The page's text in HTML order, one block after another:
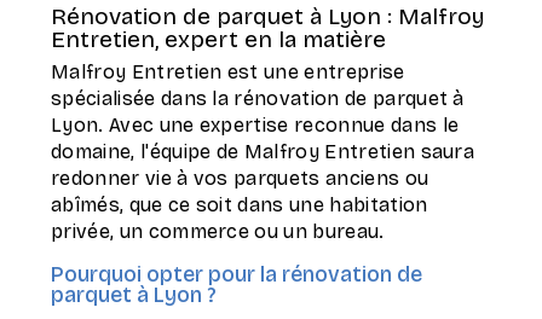
Rénovation de parquet à Lyon : Malfroy
Entretien, expert en la matière
Malfroy Entretien est une entreprise
spécialisée dans la rénovation de parquet à
Lyon. Avec une expertise reconnue dans le
domaine, l'équipe de Malfroy Entretien saura
redonner vie à vos parquets anciens ou
abîmés, que ce soit dans une habitation
privée, un commerce ou un bureau.
Pourquoi opter pour la rénovation de
parquet à Lyon ?